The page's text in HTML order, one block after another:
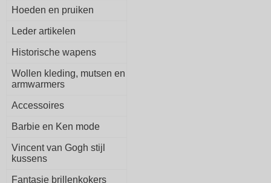
Hoeden en pruiken
Leder artikelen
Historische wapens
Wollen kleding, mutsen en
armwarmers
Accessoires
Barbie en Ken mode
Vincent van Gogh stijl
kussens
Fantasie brillenkokers